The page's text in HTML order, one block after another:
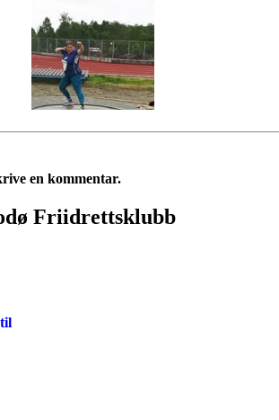
en kommentar.
Friidrettsklubb